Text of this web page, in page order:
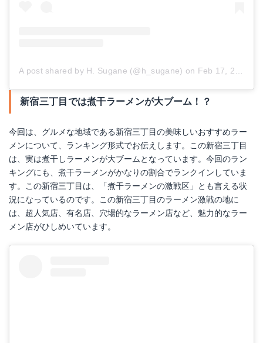
A post shared by H. Sugane (@h_sugane) on Feb 17, 2018 at 3:45pm PST
新宿三丁目では煮干ラーメンが大ブーム！？
今回は、グルメな地域である新宿三丁目の美味しいおすすめラー
メンについて、ランキング形式でお伝えします。この新宿三丁目
は、実は煮干しラーメンが大ブームとなっています。今回のラン
キングにも、煮干ラーメンがかなりの割合でランクインしていま
す。この新宿三丁目は、「煮干ラーメンの激戦区」とも言える状
況になっているのです。この新宿三丁目のラーメン激戦の地に
は、超人気店、有名店、穴場的なラーメン店など、魅力的なラー
メン店がひしめいています。